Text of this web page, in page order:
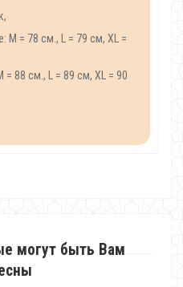
M = 78 см., L = 79 см, XL =
88 см., L = 89 см, XL = 90
могут быть Вам